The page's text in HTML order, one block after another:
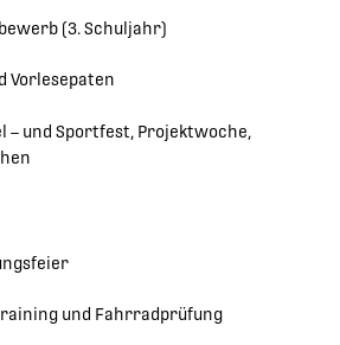
(3. Schuljahr)
Sportfest, Projektwoche,
und Fahrradprüfung